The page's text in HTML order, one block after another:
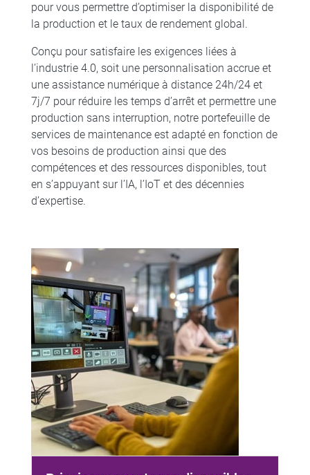
pour vous permettre d’optimiser la disponibilité de
la production et le taux de rendement global.
Conçu pour satisfaire les exigences liées à
l’industrie 4.0, soit une personnalisation accrue et
une assistance numérique à distance 24h/24 et
7j/7 pour réduire les temps d’arrêt et permettre une
production sans interruption, notre portefeuille de
services de maintenance est adapté en fonction de
vos besoins de production ainsi que des
compétences et des ressources disponibles, tout
en s’appuyant sur l’IA, l’IoT et des décennies
d’expertise.